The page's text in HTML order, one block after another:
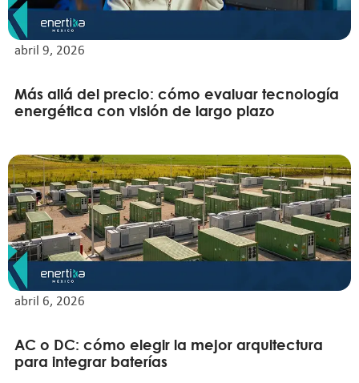
abril 9, 2026
Más allá del precio: cómo evaluar tecnología
energética con visión de largo plazo
abril 6, 2026
AC o DC: cómo elegir la mejor arquitectura
para integrar baterías